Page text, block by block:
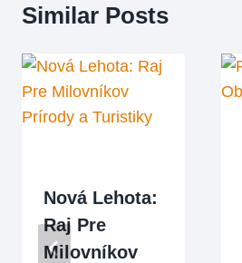
Similar Posts
Nová Lehota:
Raj Pre
Milovníkov